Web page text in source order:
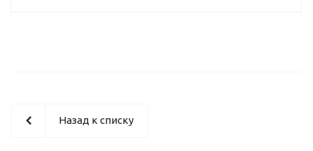
Назад к списку